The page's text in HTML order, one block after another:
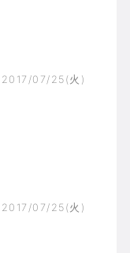
2017/07/25(火)
2017/07/25(火)